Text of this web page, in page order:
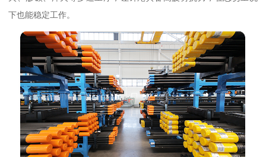
下也能稳定工作。